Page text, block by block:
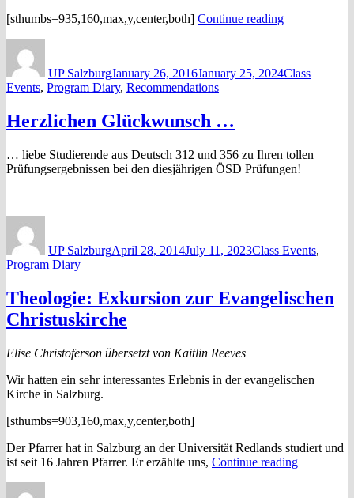
[sthumbs=935,160,max,y,center,both] Continue reading“Besuch
UP SalzburgJanuary 26, 2016January 25, 2024Class
Events, Program Diary, Recommendations
Herzlichen Glückwunsch …
… liebe Studierende aus Deutsch 312 und 356 zu Ihren tollen
Prüfungsergebnissen bei den diesjährigen ÖSD Prüfungen!
UP SalzburgApril 28, 2014July 11, 2023Class Events,
Program Diary
Theologie: Exkursion zur Evangelischen
Christuskirche
Elise Christoferson übersetzt von Kaitlin Reeves
Wir hatten ein sehr interessantes Erlebnis in der evangelischen
Kirche in Salzburg.
[sthumbs=903,160,max,y,center,both]
Der Pfarrer hat in Salzburg an der Universität Redlands studiert und
ist seit 16 Jahren Pfarrer. Er erzählte uns, Continue reading